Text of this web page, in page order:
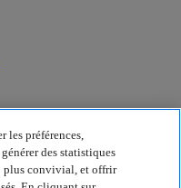
les préférences,
des statistiques
plus convivial, et offrir